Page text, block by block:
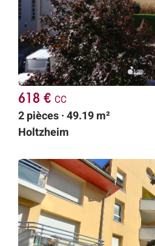
618 € cc
2 pièces · 49.19 m²
Holtzheim